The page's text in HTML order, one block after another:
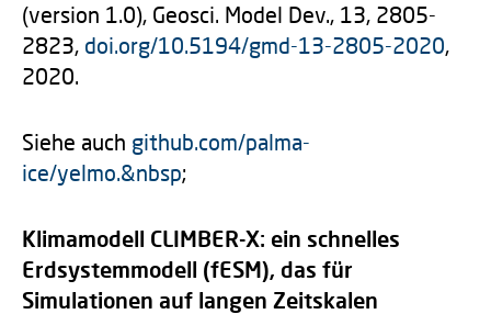
(version 1.0), Geosci. Model Dev., 13, 2805-
2823, doi.org/10.5194/gmd-13-2805-2020,
2020.
Siehe auch github.com/palma-
ice/yelmo.&nbsp;
Klimamodell CLIMBER-X: ein schnelles
Erdsystemmodell (fESM), das für
Simulationen auf langen Zeitskalen